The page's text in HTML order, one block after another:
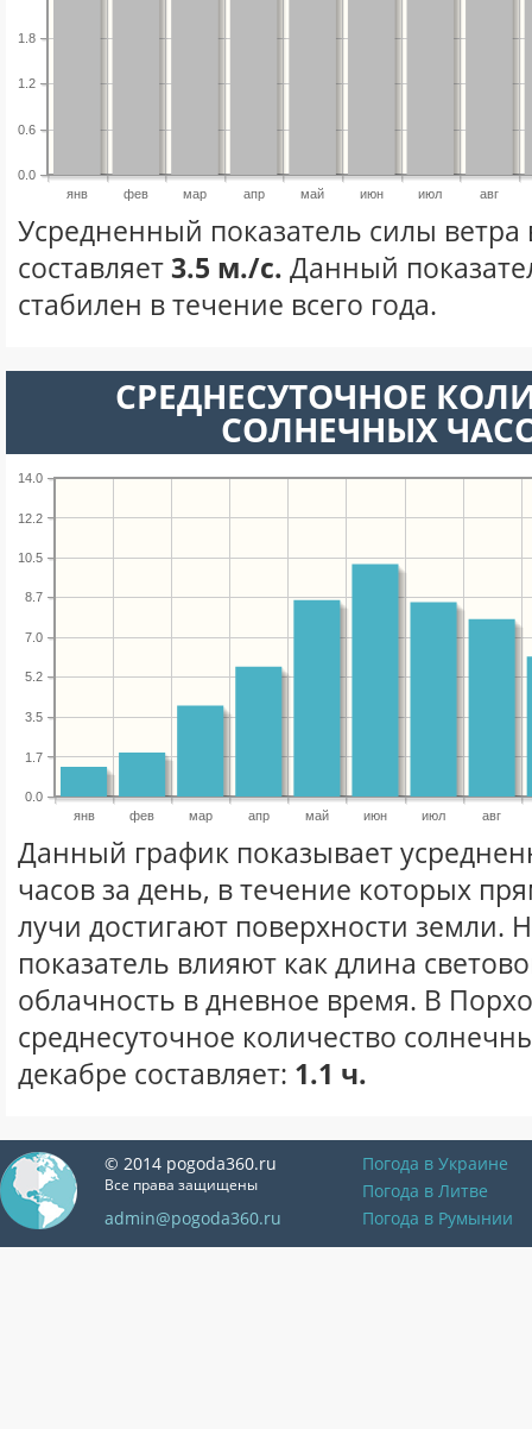
янв фев мар апр май июн июл авг
0.0
0.6
1.2
1.8
Усредненный показатель силы ветра
составляет3.5 м./с. Данный
стабилен в течение всего года.
СРЕДНЕСУТОЧНОЕ
СОЛНЕЧНЫХ
янв фев мар апр май июн июл авг
0.0
1.7
3.5
5.2
7.0
8.7
10.5
12.2
14.0
Данный график показывает
часов за день, в течение которых
лучи достигают поверхности земли.
показатель влияют как длина
облачность в дневное время. В
среднесуточное количество
декабре составляет: 1.1 ч.
© 2014 pogoda360.ru
Все права защищены
admin@pogoda360.ru
Погода в Украине
Погода в Литве
Погода в Румынии